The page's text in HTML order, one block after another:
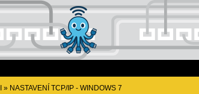
» NASTAVENÍ TCP/IP - WINDOWS 7